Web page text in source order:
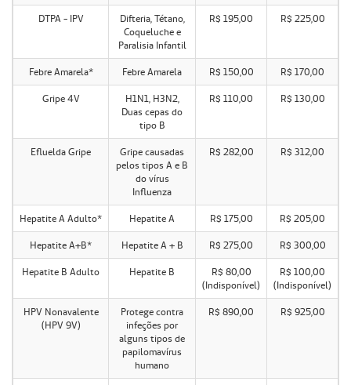
DTPA - IPV
Difteria, Tétano,
Coqueluche e
Paralisia Infantil
R$ 195,00 R$ 225,00
Febre Amarela* Febre Amarela R$ 150,00 R$ 170,00
Gripe 4V
H1N1, H3N2,
Duas cepas do
tipo B
R$ 110,00 R$ 130,00
Efluelda Gripe
Gripe causadas
pelos tipos A e B
do vírus
Influenza
R$ 282,00 R$ 312,00
Hepatite A Adulto* Hepatite A R$ 175,00 R$ 205,00
Hepatite A+B* Hepatite A + B R$ 275,00 R$ 300,00
Hepatite B Adulto Hepatite B
R$ 80,00
(Indisponível)
R$ 100,00
(Indisponível)
HPV Nonavalente
(HPV 9V)
Protege contra
infeções por
alguns tipos de
papilomavírus
humano
R$ 890,00 R$ 925,00